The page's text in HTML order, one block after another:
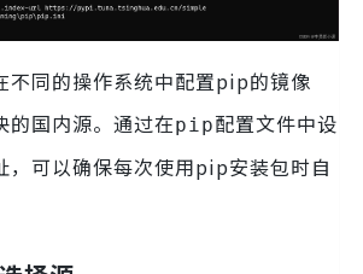
不同的操作系统中配置pip的镜像
的国内源。通过在pip配置文件中设
，可以确保每次使用pip安装包时自